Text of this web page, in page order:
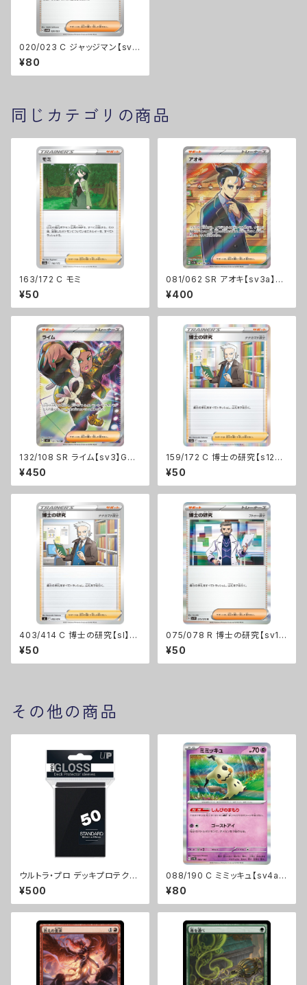
020/023 C ジャッジマン【sva
m】Gレギュ
¥80
同じカテゴリの商品
163/172 C モミ
¥50
081/062 SR アオキ【sv3a】G
レギュ
¥400
132/108 SR ライム【sv3】Gレ
ギュ
¥450
159/172 C 博士の研究【s12a】
Fレギュ
¥50
403/414 C 博士の研究【sI】F
レギュ
¥50
075/078 R 博士の研究【sv1
V】Gレギュ
¥50
その他の商品
ウルトラ・プロ デッキプロテクタ
ー ソリッド スタンダードサイズ
¥500
088/190 C ミミッキュ【sv4a】
Gレギュ
¥80